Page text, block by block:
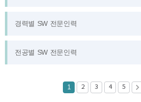
경력별 SW 전문인력
전공별 SW 전문인력
1 2 3 4 5